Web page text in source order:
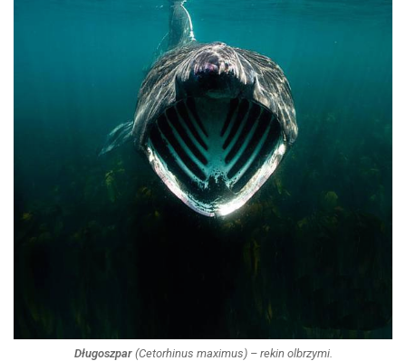
Długoszpar(Cetorhinus maximus) – rekin olbrzymi.